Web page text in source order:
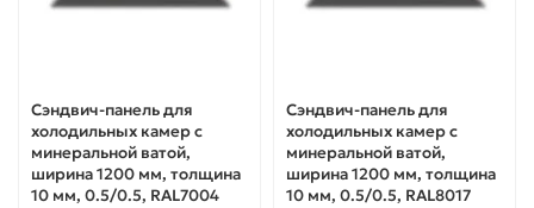
Сэндвич-панель для
холодильных камер с
минеральной ватой,
ширина 1200 мм, толщина
10 мм, 0.5/0.5, RAL7004
Сэндвич-панель для
холодильных камер с
минеральной ватой,
ширина 1200 мм, толщина
10 мм, 0.5/0.5, RAL8017